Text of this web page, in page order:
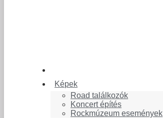
Képek
Road találkozók
Koncert építés
Rockmúzeum események